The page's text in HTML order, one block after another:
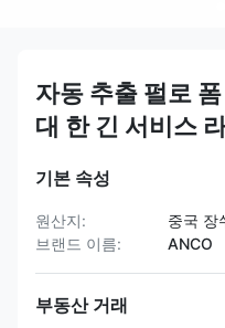
자동 추출 펄로
대 한 긴 서비스
기본 속성
원산지:
중국 장
브랜드 이름:
ANCO
부동산 거래